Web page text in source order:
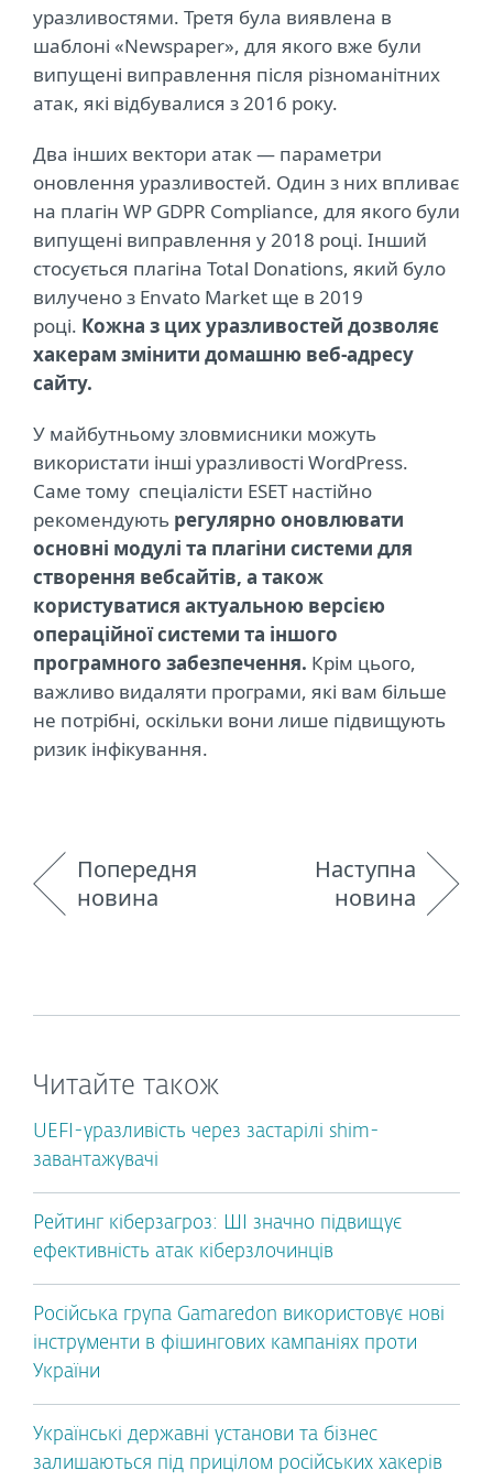
уразливостями. Третя була виявлена в
шаблоні «Newspaper», для якого вже були
випущені виправлення після різноманітних
атак, які відбувалися з 2016 року.
Два інших вектори атак — параметри
оновлення уразливостей. Один з них впливає
на плагін WP GDPR Compliance, для якого були
випущені виправлення у 2018 році. Інший
стосується плагіна Total Donations, який було
вилучено з Envato Market ще в 2019
році. Кожна з цих уразливостей дозволяє
хакерам змінити домашню веб-адресу
сайту.
У майбутньому зловмисники можуть
використати інші уразливості WordPress.
Саме тому спеціалісти ESET настійно
рекомендують регулярно оновлювати
основні модулі та плагіни системи для
створення вебсайтів, а також
користуватися актуальною версією
операційної системи та іншого
програмного забезпечення. Крім цього,
важливо видаляти програми, які вам більше
не потрібні, оскільки вони лише підвищують
ризик інфікування.
Попередня
новина
Наступна
новина
Читайте також
UEFI-уразливість через застарілі shim-
завантажувачі
Рейтинг кіберзагроз: ШІ значно підвищує
ефективність атак кіберзлочинців
Російська група Gamaredon використовує нові
інструменти в фішингових кампаніях проти
України
Українські державні установи та бізнес
залишаються під прицілом російських хакерів